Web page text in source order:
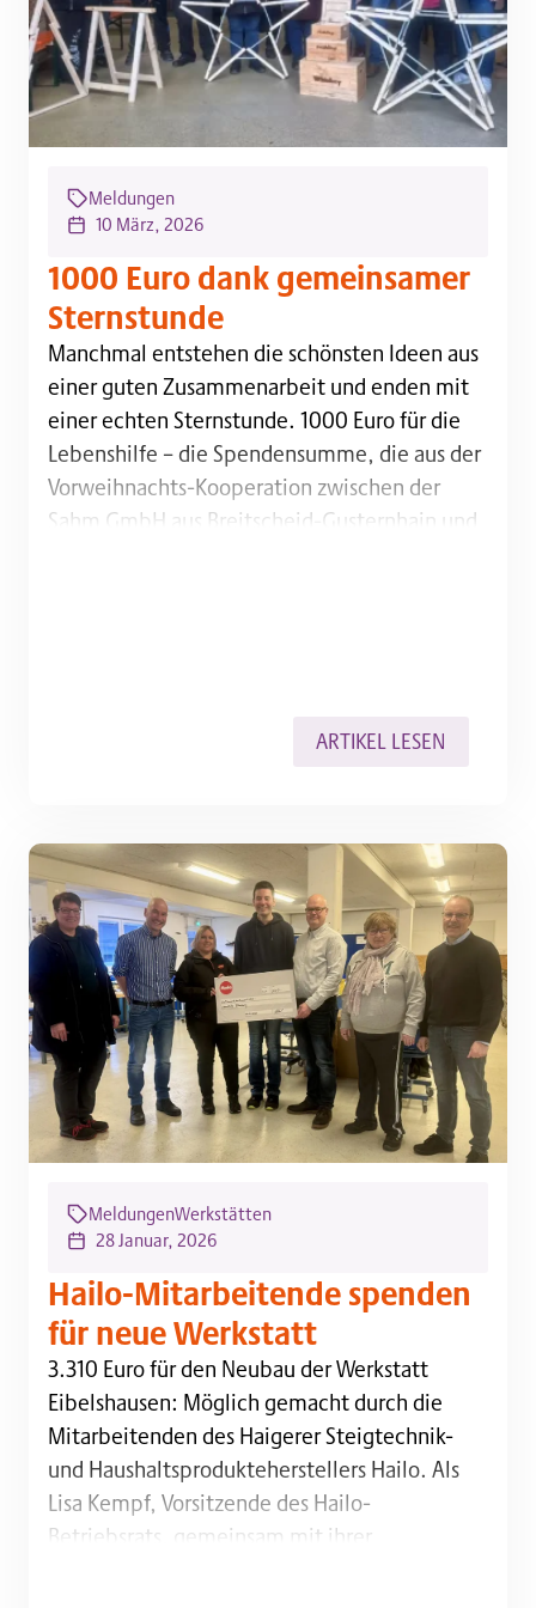
Meldungen
10 März, 2026
1000 Euro dank gemeinsamer
Sternstunde
Manchmal entstehen die schönsten Ideen aus
Manchmal entstehen die schönsten Ideen aus
einer guten Zusammenarbeit und enden mit
einer echten Sternstunde. 1000 Euro für die
Lebenshilfe – die Spendensumme, die aus der
Vorweihnachts-Kooperation zwischen der
Sahm GmbH aus Breitscheid-Gusternhain und
ARTIKEL LESEN
MeldungenWerkstätten
28 Januar, 2026
Hailo-Mitarbeitende spenden
für neue Werkstatt
3.310 Euro für den Neubau der Werkstatt
3.310 Euro für den Neubau der Werkstatt
Eibelshausen: Möglich gemacht durch die
Mitarbeitenden des Haigerer Steigtechnik-
und Haushaltsprodukteherstellers Hailo. Als
Lisa Kempf, Vorsitzende des Hailo-
Betriebsrats, gemeinsam mit ihrer